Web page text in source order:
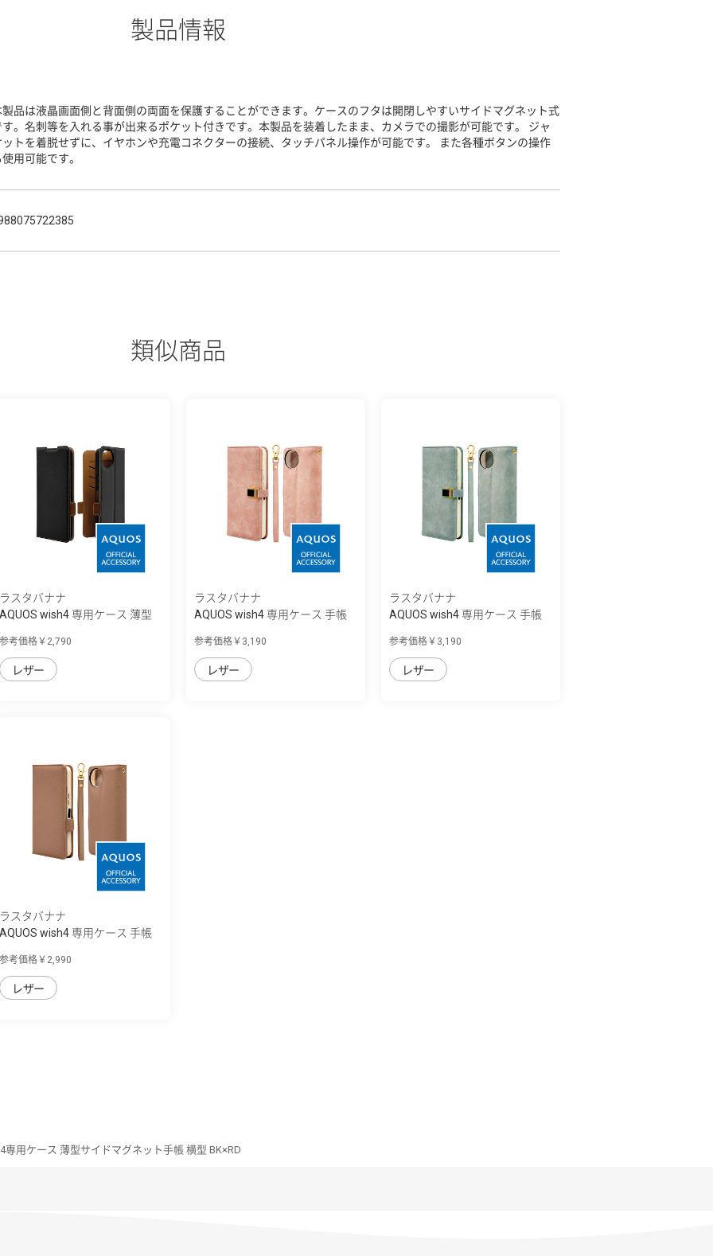
製品情報
製品は液晶画面側と背面側の両面を保護することができます。ケースのフタは開閉しやすいサイドマグネット式
す。名刺等を入れる事が出来るポケット付きです。本製品を装着したまま、カメラでの撮影が可能です。 ジャ
ットを着脱せずに、イヤホンや充電コネクターの接続、タッチパネル操作が可能です。 また各種ボタンの操作
用可能です。
類似商品
ラスタバナナ
AQUOS wish4 専用ケース 薄型
参考価格￥2,790
レザー
ラスタバナナ
AQUOS wish4 専用ケース 手帳
参考価格￥3,190
レザー
ラスタバナナ
AQUOS wish4 専用ケース 手帳
参考価格￥3,190
レザー
ラスタバナナ
AQUOS wish4 専用ケース 手帳
参考価格￥2,990
レザー
専用ケース 薄型サイドマグネット手帳 横型 BK×RD